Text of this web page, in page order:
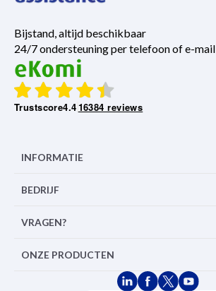
Bijstand, altijd beschikbaar
24/7 ondersteuning per telefoon of e-mail
Trustscore4.416384 reviews
INFORMATIE
BEDRIJF
VRAGEN?
ONZE PRODUCTEN